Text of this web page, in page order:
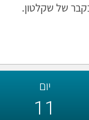
של שקלטון.
יום
11